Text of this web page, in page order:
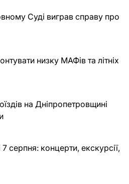
Суді виграв справу про
низку МАФів та літніх
на Дніпропетровщині
серпня: концерти, екскурсії,